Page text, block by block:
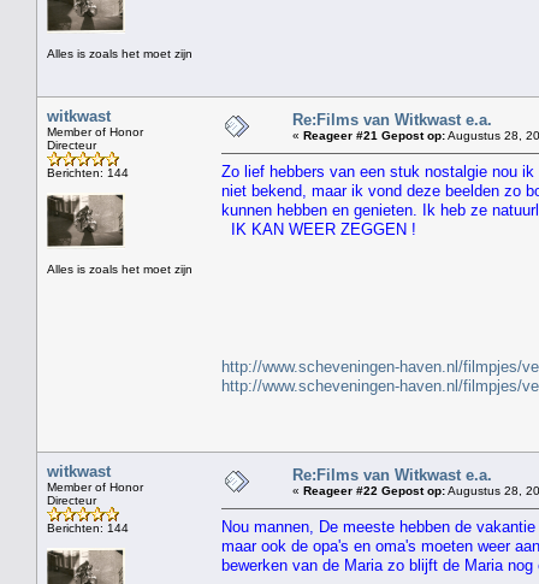
Alles is zoals het moet zijn
witkwast
Member of Honor
Directeur
Berichten: 144
Alles is zoals het moet zijn
Re:Films van Witkwast e.a.
« Reageer #21 Gepost op:Augustus 28,
Zo lief hebbers van een stuk nostalgie nou
niet bekend, maar ik vond deze beelden zo
kunnen hebben en genieten. Ik heb ze
IK KAN WEER ZEGGEN !
http://www.scheveningen-haven.nl/filmpjes/
http://www.scheveningen-haven.nl/filmpjes/
witkwast
Member of Honor
Directeur
Berichten: 144
Re:Films van Witkwast e.a.
« Reageer #22 Gepost op:Augustus 28,
Nou mannen, De meeste hebben de
maar ook de opa's en oma's moeten weer
bewerken van de Maria zo blijft de Maria